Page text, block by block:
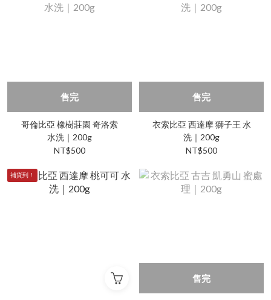
售完
哥倫比亞 橡樹莊園 奇洛索
水洗｜200g
NT$500
售完
衣索比亞 西達摩 獅子王 水
洗｜200g
NT$500
補貨到！
售完